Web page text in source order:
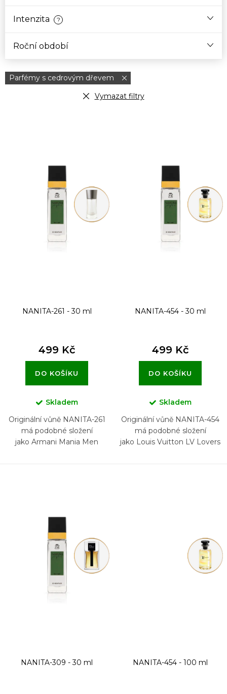
Intenzita ?
Roční období
Parfémy s cedrovým dřevem
Vymazat filtry
NANITA-261 - 30 ml
499 Kč
DO KOŠÍKU
Skladem
Originální vůně NANITA-261
má podobné složení
jako Armani Mania Men
NANITA-454 - 30 ml
499 Kč
DO KOŠÍKU
Skladem
Originální vůně NANITA-454
má podobné složení
jako Louis Vuitton LV Lovers
NANITA-309 - 30 ml NANITA-454 - 100 ml